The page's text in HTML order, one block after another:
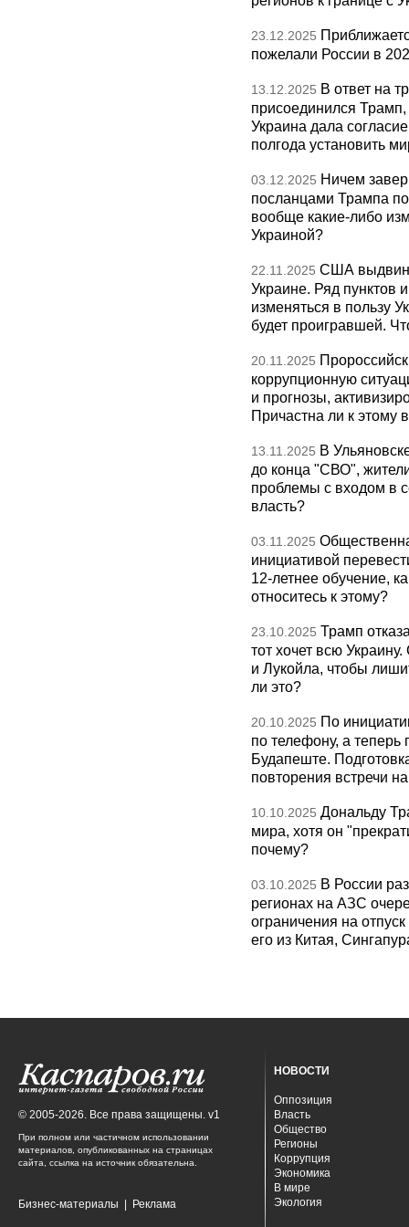
23.12.2025
пожелали России в
13.12.2025 В ответ на
присоединился
Украина дала
полгода установить
03.12.2025 Ничем
посланцами Трампа
вообще какие-либо
Украиной?
22.11.2025 США
Украине. Ряд пунктов
изменяться в пользу
будет проигравшей.
20.11.2025
коррупционную
и прогнозы,
Причастна ли к этому
13.11.2025 В
до конца "СВО",
проблемы с входом в
власть?
03.11.2025
инициативой
12-летнее обучение,
относитесь к этому?
23.10.2025 Трамп
тот хочет всю
и Лукойла, чтобы
ли это?
20.10.2025 По
по телефону, а теперь
Будапеште.
повторения встречи
10.10.2025 Дональду
мира, хотя он
почему?
03.10.2025 В России
регионах на АЗС
ограничения на
его из Китая,
© 2005-2026. Все права защищены. v1
При полном или частичном использовании
материалов, опубликованных на страницах
сайта, ссылка на источник обязательна.
Бизнес-материалы Реклама
НОВОСТИ
Оппозиция
Власть
Общество
Регионы
Коррупция
Экономика
В мире
Экология